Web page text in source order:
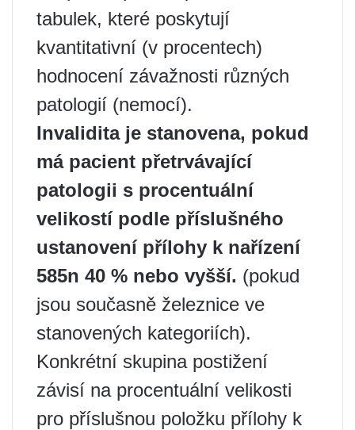
tabulek, které poskytují
kvantitativní (v procentech)
hodnocení závažnosti různých
patologií (nemocí).
Invalidita je stanovena, pokud
má pacient přetrvávající
patologii s procentuální
velikostí podle příslušného
ustanovení přílohy k nařízení
585n 40 % nebo vyšší. (pokud
jsou současně železnice ve
stanovených kategoriích).
Konkrétní skupina postižení
závisí na procentuální velikosti
pro příslušnou položku přílohy k